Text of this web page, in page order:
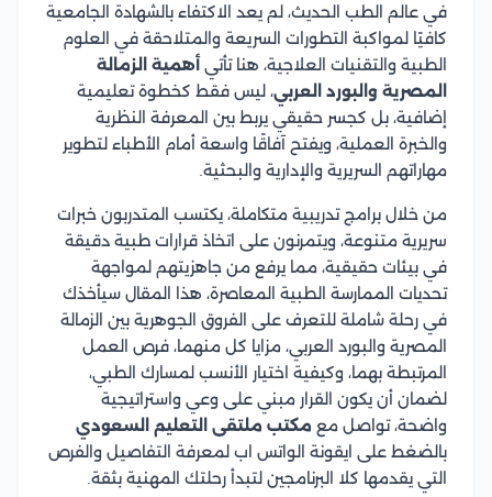
في عالم الطب الحديث، لم يعد الاكتفاء بالشهادة الجامعية
كافيًا لمواكبة التطورات السريعة والمتلاحقة في العلوم
الطبية والتقنيات العلاجية، هنا تأتي أهمية الزمالة
المصرية والبورد العربي، ليس فقط كخطوة تعليمية
إضافية، بل كجسر حقيقي يربط بين المعرفة النظرية
والخبرة العملية، ويفتح آفاقًا واسعة أمام الأطباء لتطوير
مهاراتهم السريرية والإدارية والبحثية.
من خلال برامج تدريبية متكاملة، يكتسب المتدربون خبرات
سريرية متنوعة، ويتمرنون على اتخاذ قرارات طبية دقيقة
في بيئات حقيقية، مما يرفع من جاهزيتهم لمواجهة
تحديات الممارسة الطبية المعاصرة، هذا المقال سيأخذك
في رحلة شاملة للتعرف على الفروق الجوهرية بين الزمالة
المصرية والبورد العربي، مزايا كل منهما، فرص العمل
المرتبطة بهما، وكيفية اختيار الأنسب لمسارك الطبي،
لضمان أن يكون القرار مبني على وعي واستراتيجية
واضحة، تواصل مع مكتب ملتقى التعليم السعودي
بالضغط على ايقونة الواتس اب لمعرفة التفاصيل والفرص
التي يقدمها كلا البرنامجين لتبدأ رحلتك المهنية بثقة.